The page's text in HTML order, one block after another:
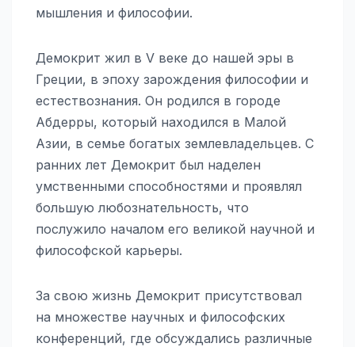
мышления и философии.
Демокрит жил в V веке до нашей эры в
Греции, в эпоху зарождения философии и
естествознания. Он родился в городе
Абдерры, который находился в Малой
Азии, в семье богатых землевладельцев. С
ранних лет Демокрит был наделен
умственными способностями и проявлял
большую любознательность, что
послужило началом его великой научной и
философской карьеры.
За свою жизнь Демокрит присутствовал
на множестве научных и философских
конференций, где обсуждались различные